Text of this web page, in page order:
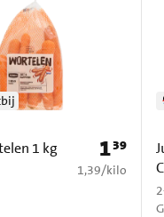
1 kg Prijs: €
139
€ 1,39 per kilo
1,39/kilo